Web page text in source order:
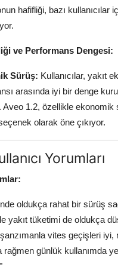
hafifliği, bazı kullanıcılar
ve Performans Dengesi:
Sürüş: Kullanıcılar, yakıt
arasında iyi bir denge
Aveo 1.2, özellikle ekonomik
olarak öne çıkıyor.
Yorumları
oldukça rahat bir sürüş
yakıt tüketimi de oldukça
vites geçişleri iyi,
rağmen günlük kullanımda